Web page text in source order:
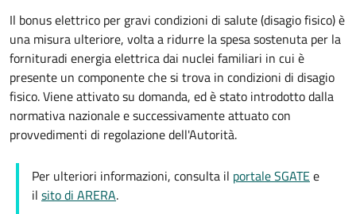
Il bonus elettrico per gravi condizioni di salute (disagio fisico)è
una misura ulteriore, volta a ridurre la spesa sostenuta per la
fornituradi energia elettrica dai nuclei familiari in cui è
presente un componente che si trova in condizioni di disagio
fisico. Viene attivato su domanda, ed èstato introdotto dalla
normativa nazionale e successivamente attuato con
provvedimenti di regolazione dell'Autorità.
Per ulteriori informazioni, consulta il portale SGATEe
il sito di ARERA.